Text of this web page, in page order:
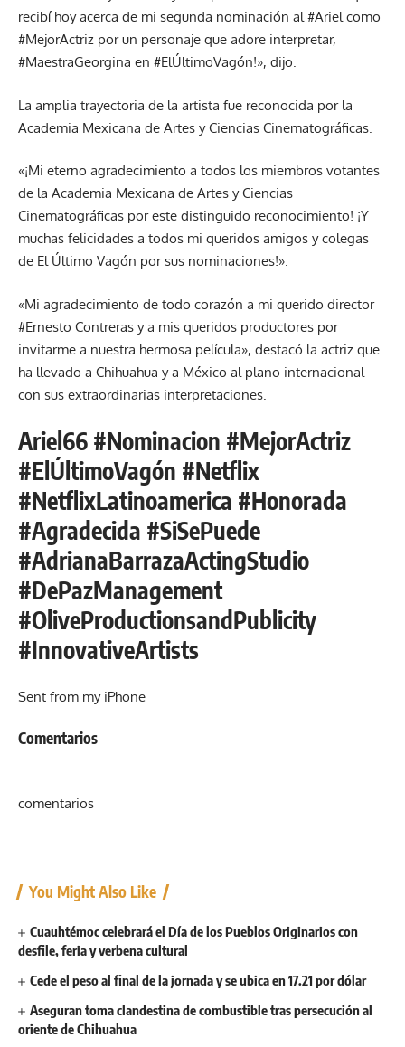
recibí hoy acerca de mi segunda nominación al #Ariel como
#MejorActriz por un personaje que adore interpretar,
#MaestraGeorgina en #ElÚltimoVagón!», dijo.
La amplia trayectoria de la artista fue reconocida por la
Academia Mexicana de Artes y Ciencias Cinematográficas.
«¡Mi eterno agradecimiento a todos los miembros votantes
de la Academia Mexicana de Artes y Ciencias
Cinematográficas por este distinguido reconocimiento! ¡Y
muchas felicidades a todos mi queridos amigos y colegas
de El Último Vagón por sus nominaciones!».
«Mi agradecimiento de todo corazón a mi querido director
#Ernesto Contreras y a mis queridos productores por
invitarme a nuestra hermosa película», destacó la actriz que
ha llevado a Chihuahua y a México al plano internacional
con sus extraordinarias interpretaciones.
Ariel66 #Nominacion #MejorActriz
#ElÚltimoVagón #Netflix
#NetflixLatinoamerica #Honorada
#Agradecida #SiSePuede
#AdrianaBarrazaActingStudio
#DePazManagement
#OliveProductionsandPublicity
#InnovativeArtists
Sent from my iPhone
Comentarios
comentarios
You Might Also Like
Cuauhtémoc celebrará el Día de los Pueblos Originarios con
desfile, feria y verbena cultural
Cede el peso al final de la jornada y se ubica en 17.21 por dólar
Aseguran toma clandestina de combustible tras persecución al
oriente de Chihuahua